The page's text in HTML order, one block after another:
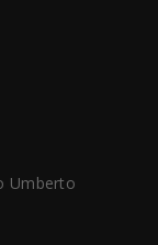
Umberto